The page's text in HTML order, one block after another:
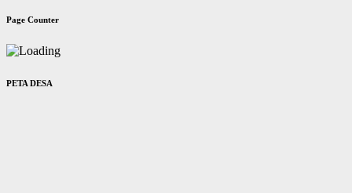
Page Counter
PETA DESA